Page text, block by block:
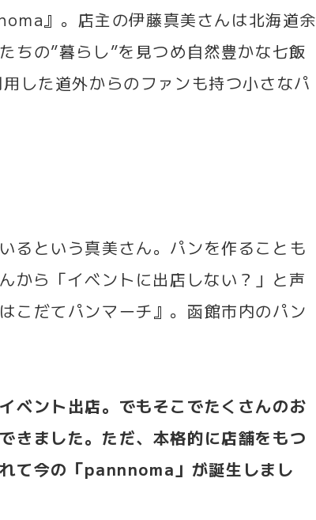
』。店主の伊藤真美さんは北海道余
ちの”暮らし”を見つめ自然豊かな七飯
した道外からのファンも持つ小さなパ
るという真美さん。パンを作ることも
から「イベントに出店しない？」と声
こだてパンマーチ』。函館市内のパン
ベント出店。でもそこでたくさんのお
きました。ただ、本格的に店舗をもつ
て今の「pannnoma」が誕生しまし